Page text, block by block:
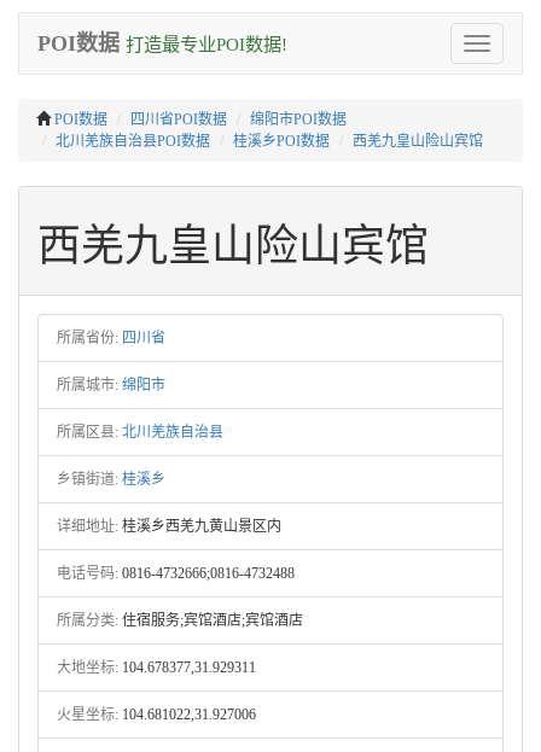
Toggle
navigation
POI数据 打造最专业POI数据!
POI数据 四川省POI数据
绵阳市POI数据
北川羌族自治县POI数据
桂溪乡POI数据 西羌九皇山险山宾馆
西羌九皇山险山宾馆
所属省份: 四川省
所属城市: 绵阳市
所属区县: 北川羌族自治县
乡镇街道: 桂溪乡
详细地址: 桂溪乡西羌九黄山景区内
电话号码: 0816-4732666;0816-4732488
所属分类: 住宿服务;宾馆酒店;宾馆酒店
大地坐标: 104.678377,31.929311
火星坐标: 104.681022,31.927006